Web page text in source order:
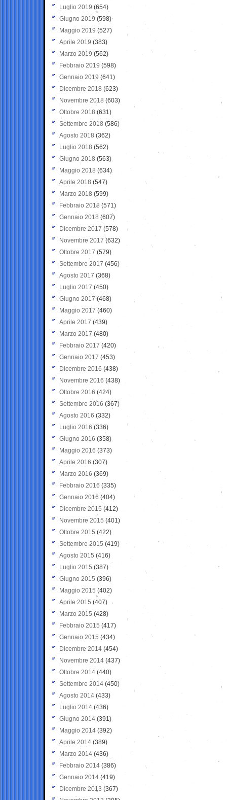
Luglio 2019 (654)
Giugno 2019 (598)
Maggio 2019 (527)
Aprile 2019 (383)
Marzo 2019 (562)
Febbraio 2019 (598)
Gennaio 2019 (641)
Dicembre 2018 (623)
Novembre 2018 (603)
Ottobre 2018 (631)
Settembre 2018 (586)
Agosto 2018 (362)
Luglio 2018 (562)
Giugno 2018 (563)
Maggio 2018 (634)
Aprile 2018 (547)
Marzo 2018 (599)
Febbraio 2018 (571)
Gennaio 2018 (607)
Dicembre 2017 (578)
Novembre 2017 (632)
Ottobre 2017 (579)
Settembre 2017 (456)
Agosto 2017 (368)
Luglio 2017 (450)
Giugno 2017 (468)
Maggio 2017 (460)
Aprile 2017 (439)
Marzo 2017 (480)
Febbraio 2017 (420)
Gennaio 2017 (453)
Dicembre 2016 (438)
Novembre 2016 (438)
Ottobre 2016 (424)
Settembre 2016 (367)
Agosto 2016 (332)
Luglio 2016 (336)
Giugno 2016 (358)
Maggio 2016 (373)
Aprile 2016 (307)
Marzo 2016 (369)
Febbraio 2016 (335)
Gennaio 2016 (404)
Dicembre 2015 (412)
Novembre 2015 (401)
Ottobre 2015 (422)
Settembre 2015 (419)
Agosto 2015 (416)
Luglio 2015 (387)
Giugno 2015 (396)
Maggio 2015 (402)
Aprile 2015 (407)
Marzo 2015 (428)
Febbraio 2015 (417)
Gennaio 2015 (434)
Dicembre 2014 (454)
Novembre 2014 (437)
Ottobre 2014 (440)
Settembre 2014 (450)
Agosto 2014 (433)
Luglio 2014 (436)
Giugno 2014 (391)
Maggio 2014 (392)
Aprile 2014 (389)
Marzo 2014 (436)
Febbraio 2014 (386)
Gennaio 2014 (419)
Dicembre 2013 (367)